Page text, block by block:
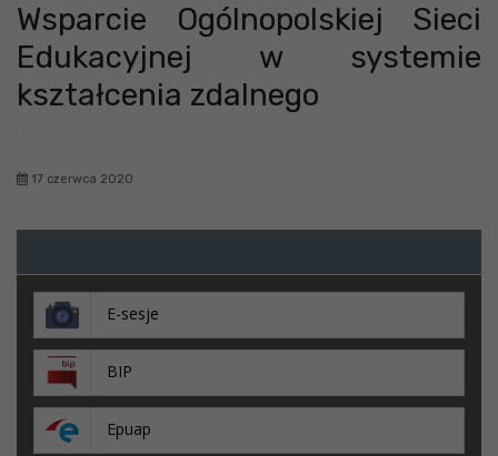
Wsparcie Ogólnopolskiej Sieci
Edukacyjnej w systemie
kształcenia zdalnego
17 czerwca 2020
E-sesje
BIP
Epuap